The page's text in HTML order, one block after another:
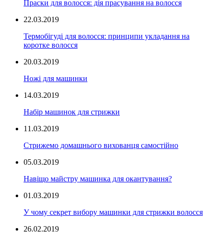
Праски для волосся: дія прасування на волосся
22.03.2019
Термобігуді для волосся: принципи укладання на
коротке волосся
20.03.2019
Ножі для машинки
14.03.2019
Набір машинок для стрижки
11.03.2019
Стрижемо домашнього вихованця самостійно
05.03.2019
Навіщо майстру машинка для окантування?
01.03.2019
У чому секрет вибору машинки для стрижки волосся
26.02.2019